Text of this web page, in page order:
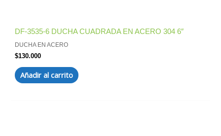
DF-3535-6 DUCHA CUADRADA EN ACERO 304 6″
DUCHA EN ACERO
$130.000
Añadir al carrito